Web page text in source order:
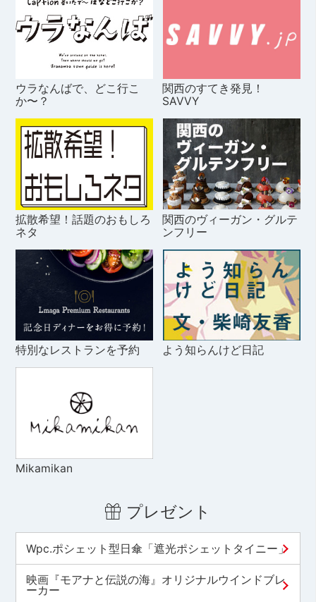
ウラなんばで、どこ行こ
か〜？
関西のすてき発見！
SAVVY
拡散希望！話題のおもしろ
ネタ
関西のヴィーガン・グルテ
ンフリー
特別なレストランを予約 よう知らんけど日記
Mikamikan
プレゼント
Wpc.ポシェット型日傘「遮光ポシェットタイニー」
映画『モアナと伝説の海』オリジナルウインドブレ
ーカー